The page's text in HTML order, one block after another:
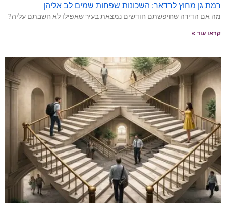
רמת גן מחוץ לרדאר: השכונות שפחות שמים לב אליהן
מה אם הדירה שחיפשתם חודשים נמצאת בעיר שאפילו לא חשבתם עליה?
קראו עוד »